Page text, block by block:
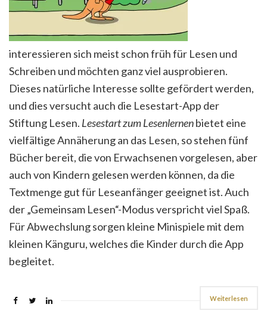
interessieren sich meist schon früh für Lesen und
Schreiben und möchten ganz viel ausprobieren.
Dieses natürliche Interesse sollte gefördert werden,
und dies versucht auch die Lesestart-App der
Stiftung Lesen. Lesestart zum Lesenlernenbietet eine
vielfältige Annäherung an das Lesen, so stehen fünf
Bücher bereit, die von Erwachsenen vorgelesen, aber
auch von Kindern gelesen werden können, da die
Textmenge gut für Leseanfänger geeignet ist. Auch
der „Gemeinsam Lesen“-Modus verspricht viel Spaß.
Für Abwechslung sorgen kleine Minispiele mit dem
kleinen Känguru, welches die Kinder durch die App
begleitet.
Weiterlesen